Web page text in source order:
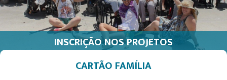
INSCRIÇÃO NOS PROJETOS
CARTÃO FAMÍLIA